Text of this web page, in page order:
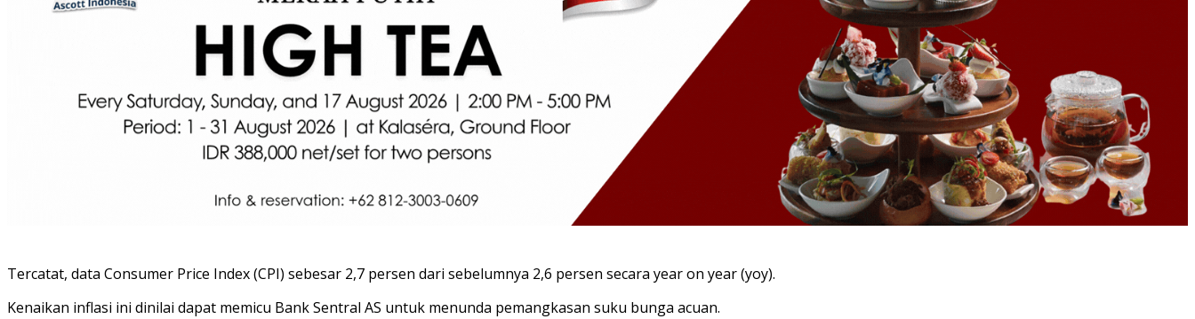
Tercatat, data Consumer Price Index (CPI) sebesar 2,7 persen dari sebelumnya 2,6 persen secara year on year (yoy).
Kenaikan inflasi ini dinilai dapat memicu Bank Sentral AS untuk menunda pemangkasan suku bunga acuan.